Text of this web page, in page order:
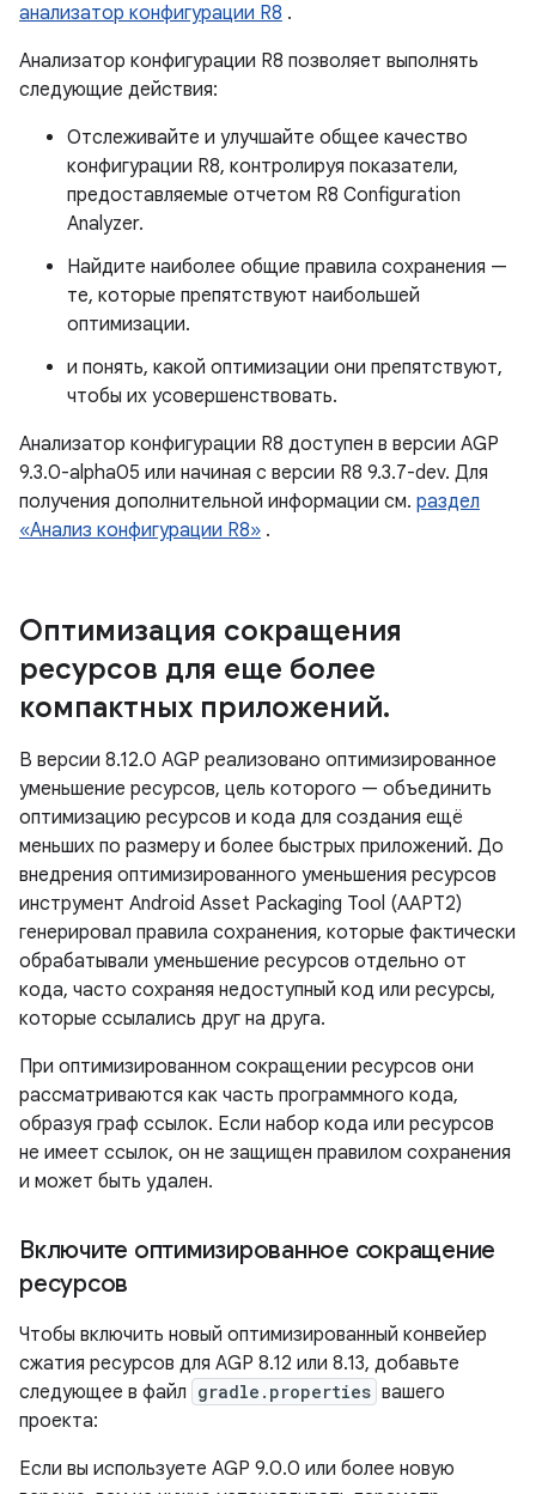
анализатор конфигурации R8 .
Анализатор конфигурации R8 позволяет выполнять
следующие действия:
Отслеживайте и улучшайте общее качество
конфигурации R8, контролируя показатели,
предоставляемые отчетом R8 Configuration
Analyzer.
Найдите наиболее общие правила сохранения —
те, которые препятствуют наибольшей
оптимизации.
и понять, какой оптимизации они препятствуют,
чтобы их усовершенствовать.
Анализатор конфигурации R8 доступен в версии AGP
9.3.0-alpha05 или начиная с версии R8 9.3.7-dev. Для
получения дополнительной информации см. раздел
«Анализ конфигурации R8» .
Оптимизация сокращения
ресурсов для еще более
компактных приложений.
В версии 8.12.0 AGP реализовано оптимизированное
уменьшение ресурсов, цель которого — объединить
оптимизацию ресурсов и кода для создания ещё
меньших по размеру и более быстрых приложений. До
внедрения оптимизированного уменьшения ресурсов
инструмент Android Asset Packaging Tool (AAPT2)
генерировал правила сохранения, которые фактически
обрабатывали уменьшение ресурсов отдельно от
кода, часто сохраняя недоступный код или ресурсы,
которые ссылались друг на друга.
При оптимизированном сокращении ресурсов они
рассматриваются как часть программного кода,
образуя граф ссылок. Если набор кода или ресурсов
не имеет ссылок, он не защищен правилом сохранения
и может быть удален.
Включите оптимизированное сокращение
ресурсов
Чтобы включить новый оптимизированный конвейер
сжатия ресурсов для AGP 8.12 или 8.13, добавьте
следующее в файл gradle.properties вашего
проекта:
Если вы используете AGP 9.0.0 или более новую